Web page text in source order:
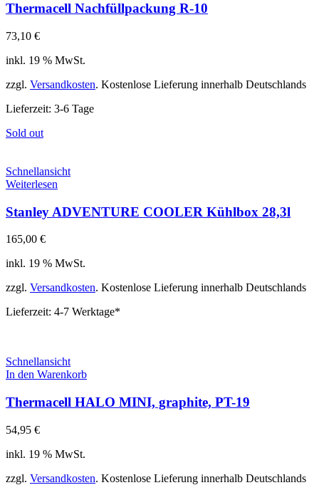
Thermacell Nachfüllpackung R-10
73,10 €
inkl. 19 % MwSt.
zzgl. Versandkosten. Kostenlose Lieferung innerhalb Deutschlands
Lieferzeit: 3-6 Tage
Sold out
Schnellansicht
Weiterlesen
Stanley ADVENTURE COOLER Kühlbox 28,3l
165,00 €
inkl. 19 % MwSt.
zzgl. Versandkosten. Kostenlose Lieferung innerhalb Deutschlands
Lieferzeit: 4-7 Werktage*
Schnellansicht
In den Warenkorb
Thermacell HALO MINI, graphite, PT-19
54,95 €
inkl. 19 % MwSt.
zzgl. Versandkosten. Kostenlose Lieferung innerhalb Deutschlands